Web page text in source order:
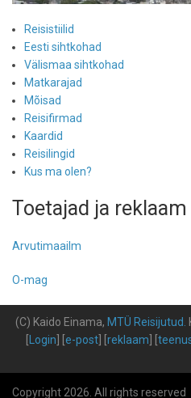
Reisistiilid
Eesti sihtkohad
Välismaa sihtkohad
Matkarajad
Mõisad
Reisifirmad
Kaardid
Reisilingid
Kus ma olen?
Toetajad ja reklaam
Arvutimaailm
O-mag
(C) Kaido Einama, MTÜ Reisijutud
[Login] [e-post] [reklaam] [
Copyright 2026. All rights reserved